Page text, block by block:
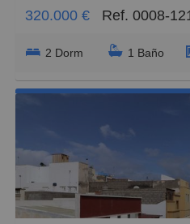
320.000 €
Ref. 0008-
2 Dorm 1 Baño